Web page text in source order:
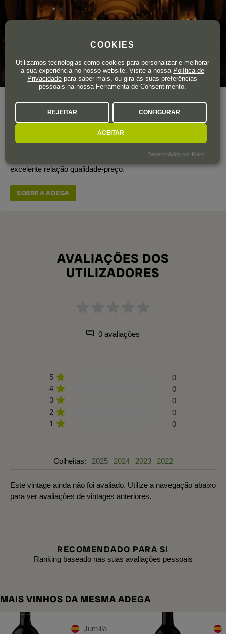
Ano de fundação 1916
Área total de vinha
Produção Total
A Bodegas Luzón é uma das adegas de referência de Jumilla,
com vinhos à base de Monastrell que apresentam uma
excelente relação qualidade-preço.
SOBRE A ADEGA
AVALIAÇÕES DOS
UTILIZADORES
0 avaliações
5
0
4
0
3
0
2
0
1
0
Colheitas: 2025 2024 2023 2022
Este vintage ainda não foi avaliado. Utilize a navegação abaixo
para ver avaliações de vintages anteriores.
RECOMENDADO PARA SI
Ranking baseado nas suas avaliações pessoais
MAIS VINHOS DA MESMA ADEGA
Jumilla
COOKIES
Utilizamos tecnologias como cookies para personalizar e melhorar
a sua experiência no nosso website. Visite a nossa Política de
Privacidade para saber mais, ou gira as suas preferências
pessoais na nossa Ferramenta de Consentimento.
REJEITAR CONFIGURAR
ACEITAR
Desenvolvido por Klaro!